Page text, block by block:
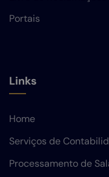
Portais
Links
Home
Serviços de
Processamento de